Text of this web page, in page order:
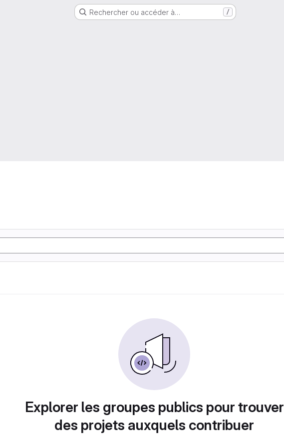
Rechercher ou accéder à… /
Explorer les groupes publics pour trouver
des projets auxquels contribuer